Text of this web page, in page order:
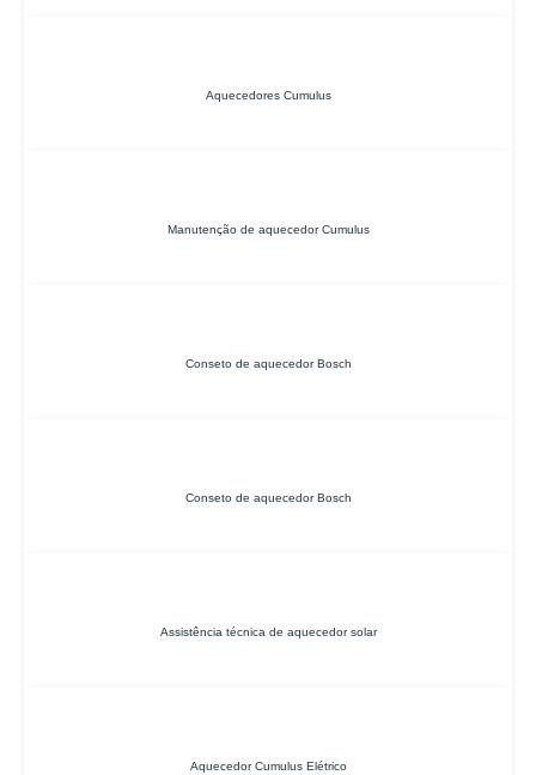
Aquecedores Cumulus
Manutenção de aquecedor Cumulus
Conseto de aquecedor Bosch
Conseto de aquecedor Bosch
Assistência técnica de aquecedor solar
Aquecedor Cumulus Elétrico